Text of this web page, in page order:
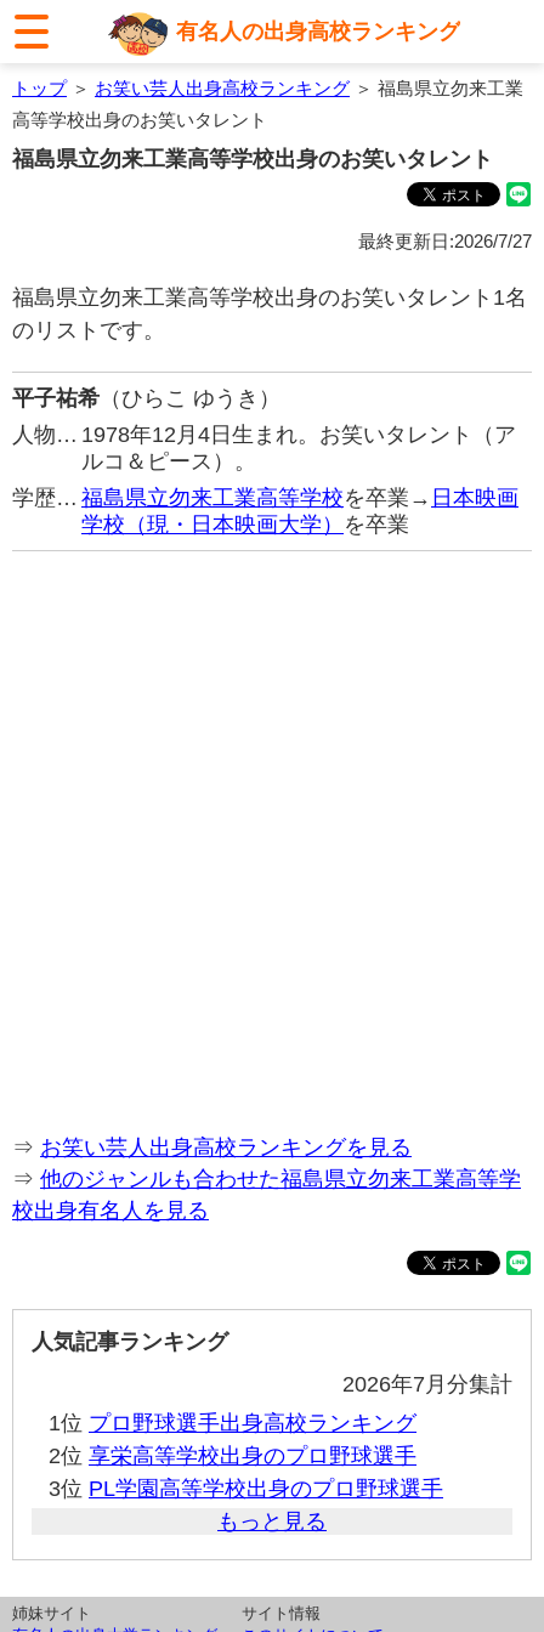
有名人の出身高校ランキング
トップ＞ お笑い芸人出身高校ランキング ＞ 福島県立勿来工業
高等学校出身のお笑いタレント
福島県立勿来工業高等学校出身のお笑いタレント
最終更新日:2026/7/27
福島県立勿来工業高等学校出身のお笑いタレント1名
のリストです。
平子祐希 （ひらこ ゆうき）
人物… 1978年12月4日生まれ。お笑いタレント（ア
ルコ＆ピース）。
学歴… 福島県立勿来工業高等学校を卒業→ 日本映画
学校（現・日本映画大学） を卒業
⇒ お笑い芸人出身高校ランキングを見る
⇒ 他のジャンルも合わせた福島県立勿来工業高等学
校出身有名人を見る
人気記事ランキング
2026年7月分集計
1位 プロ野球選手出身高校ランキング
2位 享栄高等学校出身のプロ野球選手
3位 PL学園高等学校出身のプロ野球選手
もっと見る
姉妹サイト
サイト情報